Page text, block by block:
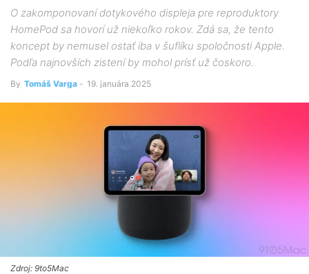
O zakomponovaní dotykového displeja pre reproduktory
HomePod sa hovorí už niekoľko rokov. Zdá sa, že tento
koncept by nemusel ostať iba v šuflíku spoločnosti Apple.
Podľa najnovších zistení by mohol prísť už čoskoro.
By Tomáš Varga - 19. januára 2025
Zdroj: 9to5Mac